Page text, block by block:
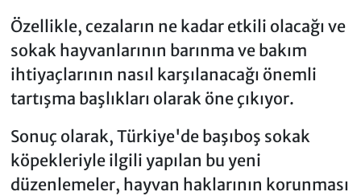
Özellikle, cezaların ne kadar etkili olacağı ve
sokak hayvanlarının barınma ve bakım
ihtiyaçlarının nasıl karşılanacağı önemli
tartışma başlıkları olarak öne çıkıyor.
Sonuç olarak, Türkiye'de başıboş sokak
köpekleriyle ilgili yapılan bu yeni
düzenlemeler, hayvan haklarının korunması